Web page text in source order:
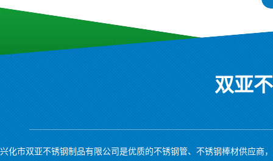
双亚
兴化市双亚不锈钢制品有限公司是优质的不锈钢管、不锈钢棒材供应商